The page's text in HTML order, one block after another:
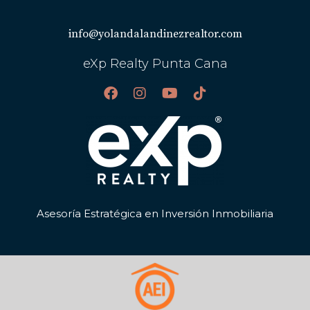
invertir en Punta Cana?
Aprovechando incentivos fiscales locales.
Consultando con asesores fiscales especializados.
Manteniendo registros claros y organizados.
¿Es necesario contratar un agente
inmobiliario?
No es obligatorio, pero contar con un agente
experimentado puede facilitar mucho el
Análisis del mercado local.
Planificación financiera a largo plazo.
info@yolandalandinezrealtor.com
eXp Realty Punta Cana
Asesoría Estratégica en Inversión Inmobiliaria